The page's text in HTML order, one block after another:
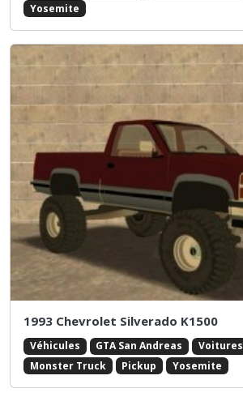
Yosemite
1993 Chevrolet Silverado K1500
Véhicules GTA San Andreas Voitures
Monster Truck
Pickup Yosemite